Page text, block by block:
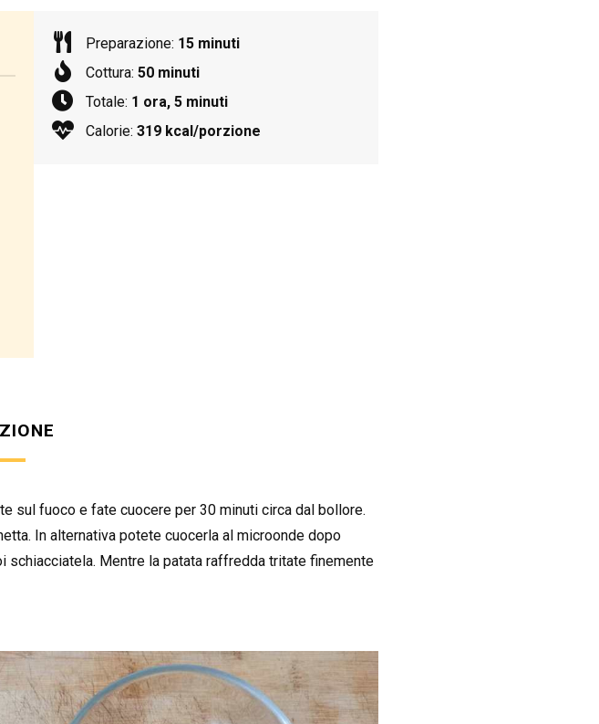
Preparazione: 15 minuti
Cottura:50 minuti
Totale: 1 ora, 5 minuti
Calorie:319 kcal/porzione
sul fuoco e fate cuocere per 30 minuti circa dal bollore.
In alternativa potete cuocerla al microonde dopo
schiacciatela. Mentre la patata raffredda tritate finemente